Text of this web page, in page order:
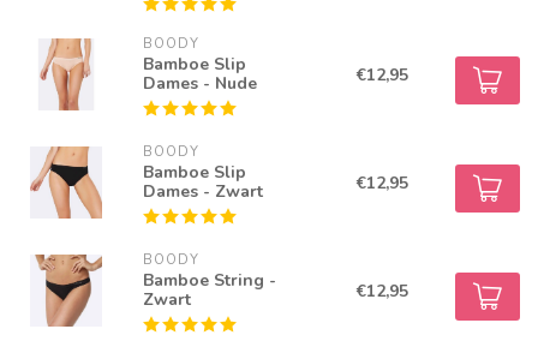
BOODY
Bamboe Slip
Dames - Nude
€12,95
BOODY
Bamboe Slip
Dames - Zwart
€12,95
BOODY
Bamboe String -
Zwart
€12,95